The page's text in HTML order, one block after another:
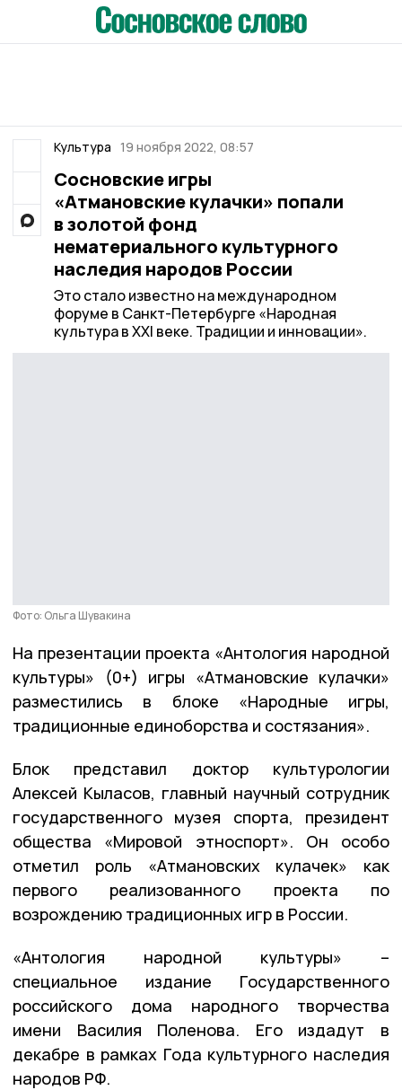
Культура 19 ноября 2022, 08:57
Сосновские игры
«Атмановские кулачки» попали
в золотой фонд
нематериального культурного
наследия народов России
Это стало известно на международном
форуме в Санкт-Петербурге «Народная
культура в XXI веке. Традиции и инновации».
Фото: Ольга Шувакина
На презентации проекта «Антология народной
культуры» (0+) игры «Атмановские кулачки»
разместились в блоке «Народные игры,
традиционные единоборства и состязания».
Блок представил доктор культурологии
Алексей Кыласов, главный научный сотрудник
государственного музея спорта, президент
общества «Мировой этноспорт». Он особо
отметил роль «Атмановских кулачек» как
первого реализованного проекта по
возрождению традиционных игр в России.
«Антология народной культуры» –
специальное издание Государственного
российского дома народного творчества
имени Василия Поленова. Его издадут в
декабре в рамках Года культурного наследия
народов РФ.